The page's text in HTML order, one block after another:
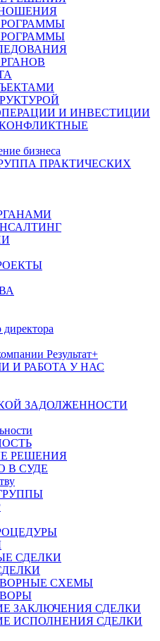
И ИНВЕСТИЦИИ
бизнеса
ПРАКТИЧЕСКИХ
Результат+
И РАБОТА У НАС
ЗАДОЛЖЕННОСТИ
РЕШЕНИЯ
В СУДЕ
СДЕЛКИ
СХЕМЫ
ЗАКЛЮЧЕНИЯ СДЕЛКИ
ИСПОЛНЕНИЯ СДЕЛКИ